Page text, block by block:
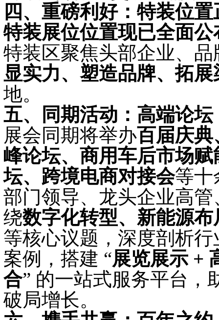
四、重磅利好：特装位
特装展位位置现已全面公
特装区聚焦头部企业、
显实力、塑造品牌、拓
地。
五、同期活动：高端论坛
展会同期将举办百届庆典
峰论坛、商用车后市场
坛、跨境电商对接会等十
部门领导、龙头企业高
绕数字化转型、新能源
等核心议题，深度剖析
案例，搭建 “展览展示+
合” 的一站式服务平台，
破局增长。